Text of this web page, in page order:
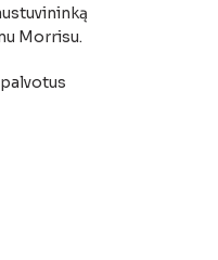
Morrisu.